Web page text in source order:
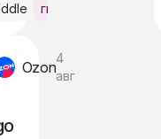
гибрид Москва
Ozon
4
авг